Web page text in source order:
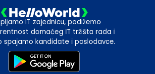
IT zajednicu, podižemo
domaćeg IT tržišta rada i
spajamo kandidate i poslodavce.